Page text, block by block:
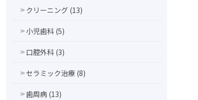
クリーニング (13)
小児歯科 (5)
口腔外科 (3)
セラミック治療 (8)
歯周病 (13)